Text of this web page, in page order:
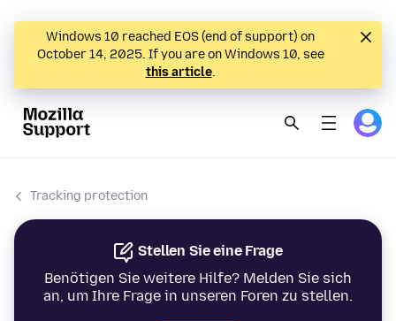
Windows 10 reached EOS (end of support) on
October 14, 2025. If you are on Windows 10, see
this article.
Tracking protection
Stellen Sie eine Frage
Benötigen Sie weitere Hilfe? Melden Sie sich
an, um Ihre Frage in unseren Foren zu stellen.